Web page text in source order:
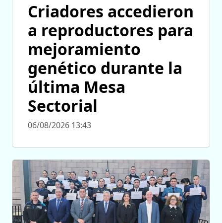
Criadores accedieron
a reproductores para
mejoramiento
genético durante la
última Mesa
Sectorial
06/08/2026 13:43